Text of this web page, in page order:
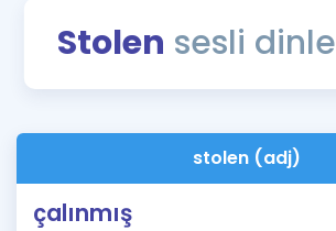
Blog
Stolen sesli dinle
stolen (adj)
çalınmış